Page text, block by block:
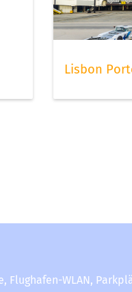
Lisbon
WLAN,